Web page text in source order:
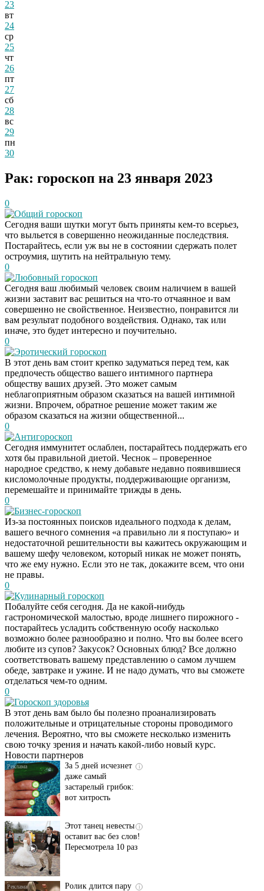
23
вт
24
ср
25
чт
26
пт
27
сб
28
вс
29
пн
30
Рак: гороскоп на 23 января 2023
0
Общий гороскоп
Сегодня ваши шутки могут быть приняты кем-то всерьез,
что выльется в совершенно неожиданные последствия.
Постарайтесь, если уж вы не в состоянии сдержать полет
остроумия, шутить на нейтральную тему.
0
Любовный гороскоп
Сегодня ваш любимый человек своим наличием в вашей
жизни заставит вас решиться на что-то отчаянное и вам
совершенно не свойственное. Неизвестно, понравится ли
вам результат подобного воздействия. Однако, так или
иначе, это будет интересно и поучительно.
0
Эротический гороскоп
В этот день вам стоит крепко задуматься перед тем, как
предпочесть общество вашего интимного партнера
обществу ваших друзей. Это может самым
неблагоприятным образом сказаться на вашей интимной
жизни. Впрочем, обратное решение может таким же
образом сказаться на жизни общественной...
0
Антигороскоп
Сегодня иммунитет ослаблен, постарайтесь поддержать его
хотя бы правильной диетой. Чеснок – проверенное
народное средство, к нему добавьте недавно появившиеся
кисломолочные продукты, поддерживающие организм,
перемешайте и принимайте трижды в день.
0
Бизнес-гороскоп
Из-за постоянных поисков идеального подхода к делам,
вашего вечного сомнения «а правильно ли я поступаю» и
недостаточной решительности вы кажитесь окружающим и
вашему шефу человеком, который никак не может понять,
что же ему нужно. Если это не так, докажите всем, что они
не правы.
0
Кулинарный гороскоп
Побалуйте себя сегодня. Да не какой-нибудь
гастрономической малостью, вроде лишнего пирожного -
постарайтесь усладить собственную особу насколько
возможно более разнообразно и полно. Что вы более всего
любите из супов? Закусок? Основных блюд? Все должно
соответствовать вашему представлению о самом лучшем
обеде, завтраке и ужине. И не надо думать, что вы сможете
отделаться чем-то одним.
0
Гороскоп здоровья
В этот день вам было бы полезно проанализировать
положительные и отрицательные стороны проводимого
лечения. Вероятно, что вы сможете несколько изменить
свою точку зрения и начать какой-либо новый курс.
Новости партнеров
Даже самый
запущенный грибок
исчезнет с корнем,
если перед сном…
Этот трюк уничтожает
грибок за 5 дней!
i
За 5 дней исчезнет
даже самый
застарелый грибок:
вот хитрость
i
Этот танец невесты
оставит вас без слов!
Пересмотрела 10 раз
i
Ролик длится пару